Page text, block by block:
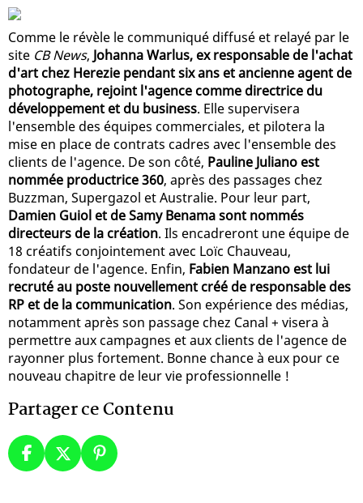
Comme le révèle le communiqué diffusé et relayé par le
site CB News, Johanna Warlus, ex responsable de l'achat
d'art chez Herezie pendant six ans et ancienne agent de
photographe, rejoint l'agence comme directrice du
développement et du business. Elle supervisera
l'ensemble des équipes commerciales, et pilotera la
mise en place de contrats cadres avec l'ensemble des
clients de l'agence. De son côté, Pauline Juliano est
nommée productrice 360, après des passages chez
Buzzman, Supergazol et Australie. Pour leur part,
Damien Guiol et de Samy Benama sont nommés
directeurs de la création. Ils encadreront une équipe de
18 créatifs conjointement avec Loïc Chauveau,
fondateur de l'agence. Enfin, Fabien Manzano est lui
recruté au poste nouvellement créé de responsable des
RP et de la communication. Son expérience des médias,
notamment après son passage chez Canal + visera à
permettre aux campagnes et aux clients de l'agence de
rayonner plus fortement. Bonne chance à eux pour ce
nouveau chapitre de leur vie professionnelle !
Partager ce Contenu